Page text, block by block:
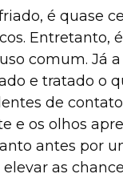
é quase
Entretanto,
comum. Já
e tratado o
de
e os olhos
antes por
as